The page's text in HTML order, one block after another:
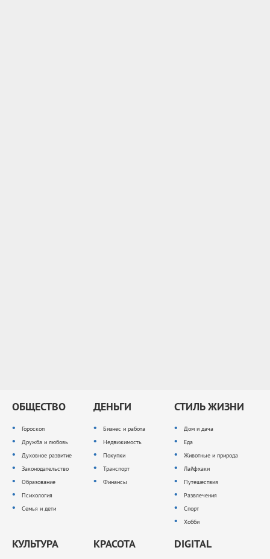
ОБЩЕСТВО
Гороскоп
Дружба и любовь
Духовное развитие
Законодательство
Образование
Психология
Семья и дети
ДЕНЬГИ
Бизнес и работа
Недвижимость
Покупки
Транспорт
Финансы
СТИЛЬ ЖИЗНИ
Дом и дача
Еда
Животные и природа
Лайфхаки
Путешествия
Развлечения
Спорт
Хобби
КУЛЬТУРА КРАСОТА DIGITAL